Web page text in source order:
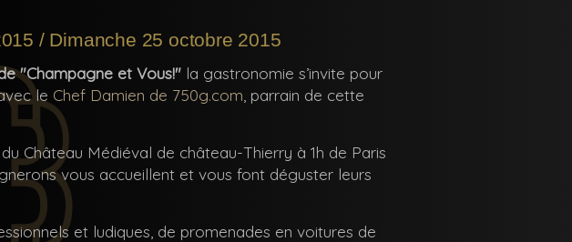
/ Dimanche 25 octobre 2015
"Champagne et Vous!"la gastronomie s’invite pour
le Chef Damien de 750g.com , parrain de cette
Château Médiéval de château-Thierry à 1h de Paris
vous accueillent et vous font déguster leurs
et ludiques, de promenades en voitures de